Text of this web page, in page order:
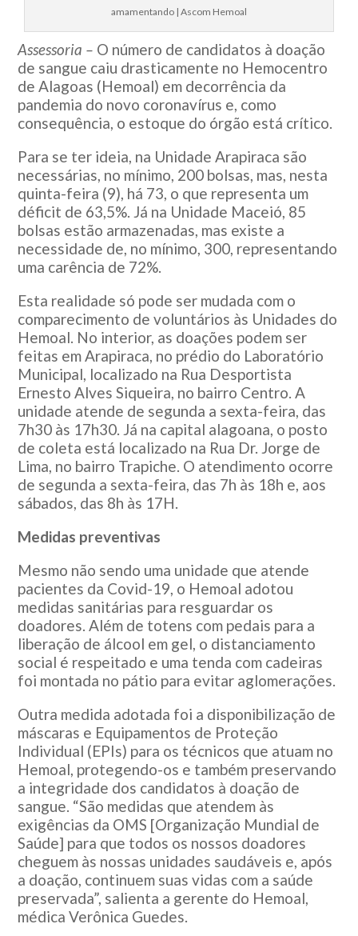
amamentando | Ascom Hemoal
Assessoria – O número de candidatos à doação
de sangue caiu drasticamente no Hemocentro
de Alagoas (Hemoal) em decorrência da
pandemia do novo coronavírus e, como
consequência, o estoque do órgão está crítico.
Para se ter ideia, na Unidade Arapiraca são
necessárias, no mínimo, 200 bolsas, mas, nesta
quinta-feira (9), há 73, o que representa um
déficit de 63,5%. Já na Unidade Maceió, 85
bolsas estão armazenadas, mas existe a
necessidade de, no mínimo, 300, representando
uma carência de 72%.
Esta realidade só pode ser mudada com o
comparecimento de voluntários às Unidades do
Hemoal. No interior, as doações podem ser
feitas em Arapiraca, no prédio do Laboratório
Municipal, localizado na Rua Desportista
Ernesto Alves Siqueira, no bairro Centro. A
unidade atende de segunda a sexta-feira, das
7h30 às 17h30. Já na capital alagoana, o posto
de coleta está localizado na Rua Dr. Jorge de
Lima, no bairro Trapiche. O atendimento ocorre
de segunda a sexta-feira, das 7h às 18h e, aos
sábados, das 8h às 17H.
Medidas preventivas
Mesmo não sendo uma unidade que atende
pacientes da Covid-19, o Hemoal adotou
medidas sanitárias para resguardar os
doadores. Além de totens com pedais para a
liberação de álcool em gel, o distanciamento
social é respeitado e uma tenda com cadeiras
foi montada no pátio para evitar aglomerações.
Outra medida adotada foi a disponibilização de
máscaras e Equipamentos de Proteção
Individual (EPIs) para os técnicos que atuam no
Hemoal, protegendo-os e também preservando
a integridade dos candidatos à doação de
sangue. “São medidas que atendem às
exigências da OMS [Organização Mundial de
Saúde] para que todos os nossos doadores
cheguem às nossas unidades saudáveis e, após
a doação, continuem suas vidas com a saúde
preservada”, salienta a gerente do Hemoal,
médica Verônica Guedes.